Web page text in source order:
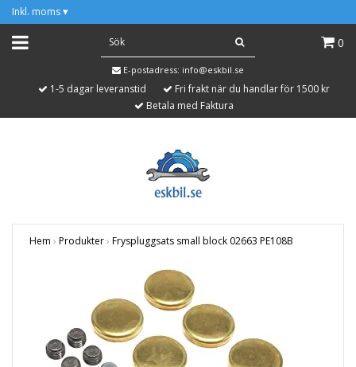
Inkl. moms ▾
0
E-postadress: info@eskbil.se
1-5 dagar leveranstid
Fri frakt när du handlar för 1500 kr
Betala med Faktura
Hem › Produkter› Fryspluggsats small block 02663 PE108B